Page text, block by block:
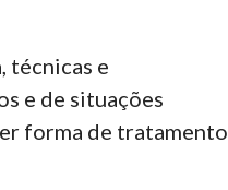
técnicas e
e de situações
forma de tratamento